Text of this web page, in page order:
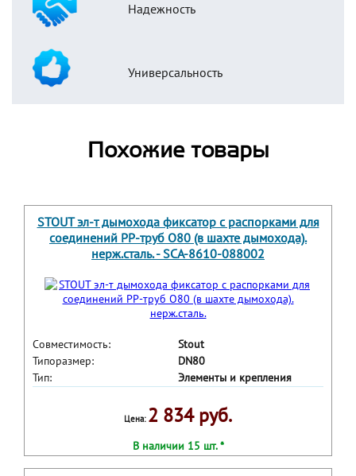
Надежность
Универсальность
Похожие товары
STOUT эл-т дымохода фиксатор c распорками для
соединений PP-труб O80 (в шахте дымохода).
нерж.сталь. - SCA-8610-088002
Совместимость:
Stout
Типоразмер:
DN80
Тип:
Элементы и крепления
Цена: 2 834 руб.
В наличии 15 шт. *